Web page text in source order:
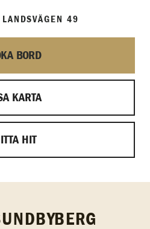
LANDSVÄGEN 49
BORD
KARTA
HIT